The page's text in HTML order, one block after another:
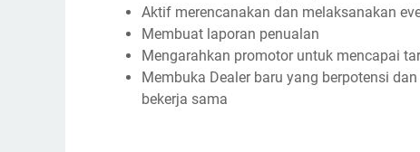
Aktif merencanakan dan melaksanakan
Membuat laporan penualan
Mengarahkan promotor untuk mencapai
Membuka Dealer baru yang berpotensi
bekerja sama